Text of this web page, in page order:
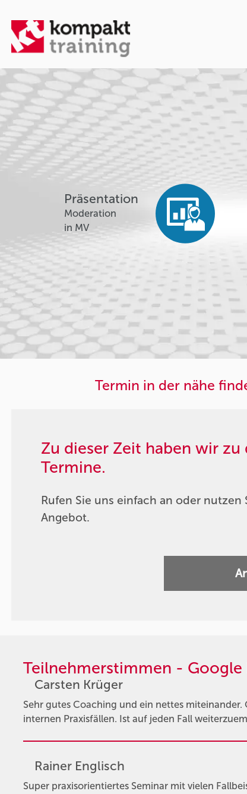
Präsentation
Moderation
in MV
Termin in der nähe
Zu dieser Zeit haben wir
Termine.
Rufen Sie uns einfach an oder
Angebot.
Teilnehmerstimmen - Google
Carsten Krüger
Sehr gutes Coaching und ein nettes
internen Praxisfällen. Ist auf jeden Fall
Rainer Englisch
Super praxisorientiertes Seminar mit vielen